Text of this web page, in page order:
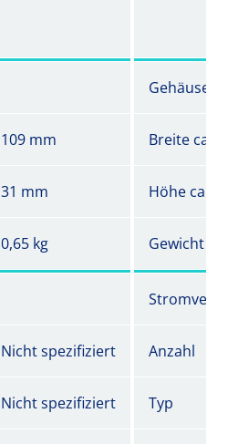
Gehäuse
109 mm Breite ca.
31 mm Höhe ca.
0,65 kg Gewicht ca.
Nicht spezifiziert Anzahl
Nicht spezifiziert Typ